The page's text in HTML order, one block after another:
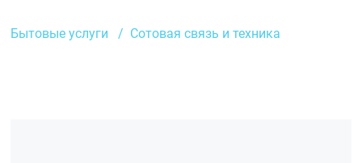
Бытовые услуги Сотовая связь и техника